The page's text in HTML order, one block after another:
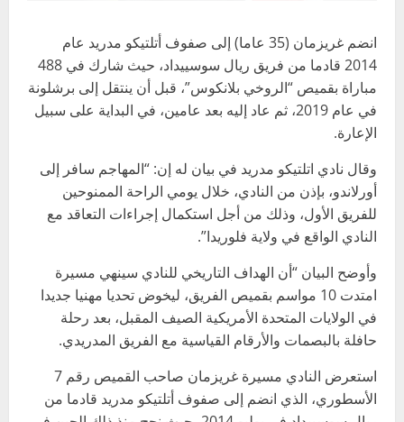
انضم غريزمان (35 عاما) إلى صفوف أتلتيكو مدريد عام
2014 قادما من فريق ريال سوسييداد، حيث شارك في 488
مباراة بقميص “الروخي بلانكوس”، قبل أن ينتقل إلى برشلونة
في عام 2019، ثم عاد إليه بعد عامين، في البداية على سبيل
الإعارة.
وقال نادي اتلتيكو مدريد في بيان له إن: “المهاجم سافر إلى
أورلاندو، بإذن من النادي، خلال يومي الراحة الممنوحين
للفريق الأول، وذلك من أجل استكمال إجراءات التعاقد مع
النادي الواقع في ولاية فلوريدا”.
وأوضح البيان “أن الهداف التاريخي للنادي سينهي مسيرة
امتدت 10 مواسم بقميص الفريق، ليخوض تحديا مهنيا جديدا
في الولايات المتحدة الأمريكية الصيف المقبل، بعد رحلة
حافلة بالبصمات والأرقام القياسية مع الفريق المدريدي.
استعرض النادي مسيرة غريزمان صاحب القميص رقم 7
الأسطوري، الذي انضم إلى صفوف أتلتيكو مدريد قادما من